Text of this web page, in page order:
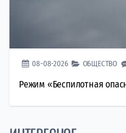
08-08-2026 ОБЩЕСТВО
Режим «Беспилотная